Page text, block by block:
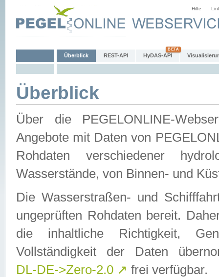
Hilfe
Überblick REST-API HyDAS-API
Überblick
Über die PEGELONLINE-
Angebote mit Daten von
Rohdaten verschiedener
Wasserstände, von Binnen- und
Die Wasserstraßen- und
ungeprüften Rohdaten bereit.
die inhaltliche Richtigkeit,
Vollständigkeit der Daten
DL-DE->Zero-2.0 ↗ frei verfügbar.